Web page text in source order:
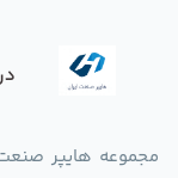
مجموعه هایپر صنعت